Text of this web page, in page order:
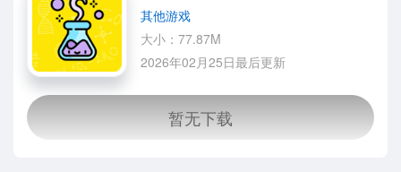
其他游戏
大小：77.87M
2026年02月25日最后更新